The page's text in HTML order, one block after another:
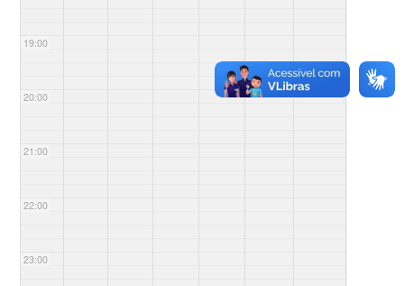
19:00
20:00
21:00
22:00
23:00